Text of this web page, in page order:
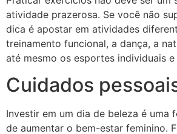
atividade prazerosa. Se você não
dica é apostar em atividades
treinamento funcional, a dança, a
até mesmo os esportes individuais
Cuidados
Investir em um dia de beleza é uma
de aumentar o bem-estar feminino.